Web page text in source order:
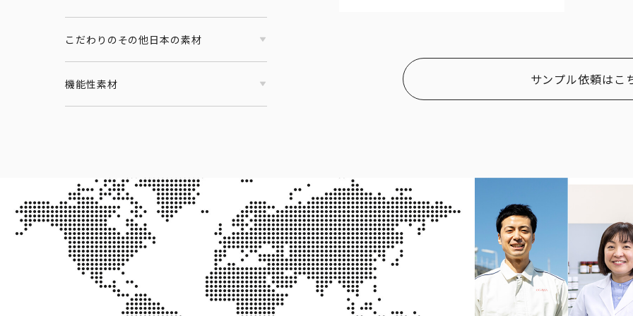
サンプル依頼はこ
こだわりのその他日本の素材
機能性素材